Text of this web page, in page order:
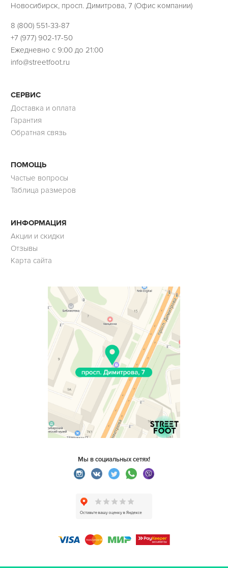
Новосибирск, просп. Димитрова, 7 (Офис компании)
8 (800) 551-33-87
+7 (977) 902-17-50
Ежедневно с 9:00 до 21:00
info@streetfoot.ru
СЕРВИС
Доставка и оплата
Гарантия
Обратная связь
ПОМОЩЬ
Частые вопросы
Таблица размеров
ИНФОРМАЦИЯ
Акции и скидки
Отзывы
Карта сайта
Мы в социальных сетях!